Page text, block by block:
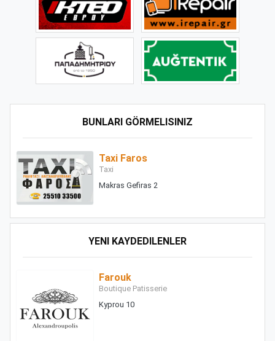
BUNLARI GÖRMELISINIZ
Taxi Faros
Taxi
Makras Gefiras 2
YENI KAYDEDILENLER
Farouk
Boutique Patisserie
Kyprou 10